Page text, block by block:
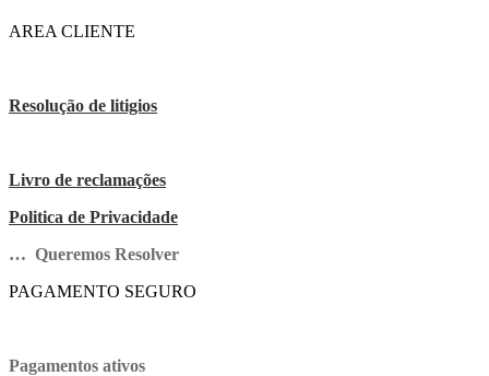
AREA CLIENTE
Resolução de litigios
Livro de reclamações
Politica de Privacidade
… Queremos Resolver
PAGAMENTO SEGURO
Pagamentos ativos